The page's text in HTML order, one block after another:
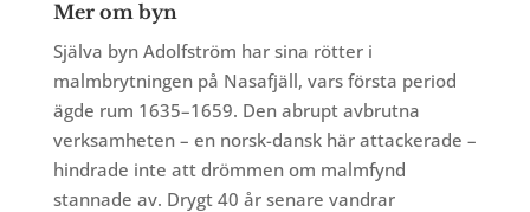
Mer om byn
Själva byn Adolfström har sina rötter i
malmbrytningen på Nasafjäll, vars första period
ägde rum 1635–1659. Den abrupt avbrutna
verksamheten – en norsk-dansk här attackerade –
hindrade inte att drömmen om malmfynd
stannade av. Drygt 40 år senare vandrar